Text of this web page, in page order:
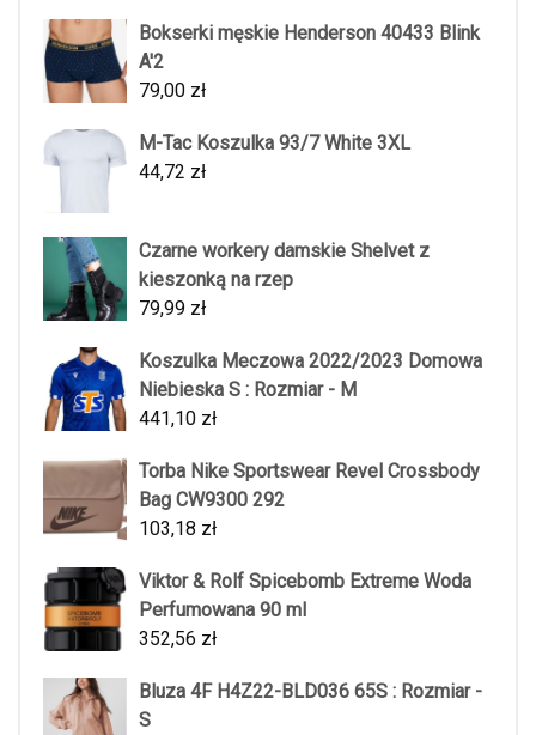
Bokserki męskie Henderson 40433 Blink
A'2
79,00 zł
M-Tac Koszulka 93/7 White 3XL
44,72 zł
Czarne workery damskie Shelvet z
kieszonką na rzep
79,99 zł
Koszulka Meczowa 2022/2023 Domowa
Niebieska S : Rozmiar - M
441,10 zł
Torba Nike Sportswear Revel Crossbody
Bag CW9300 292
103,18 zł
Viktor & Rolf Spicebomb Extreme Woda
Perfumowana 90 ml
352,56 zł
Bluza 4F H4Z22-BLD036 65S : Rozmiar -
S